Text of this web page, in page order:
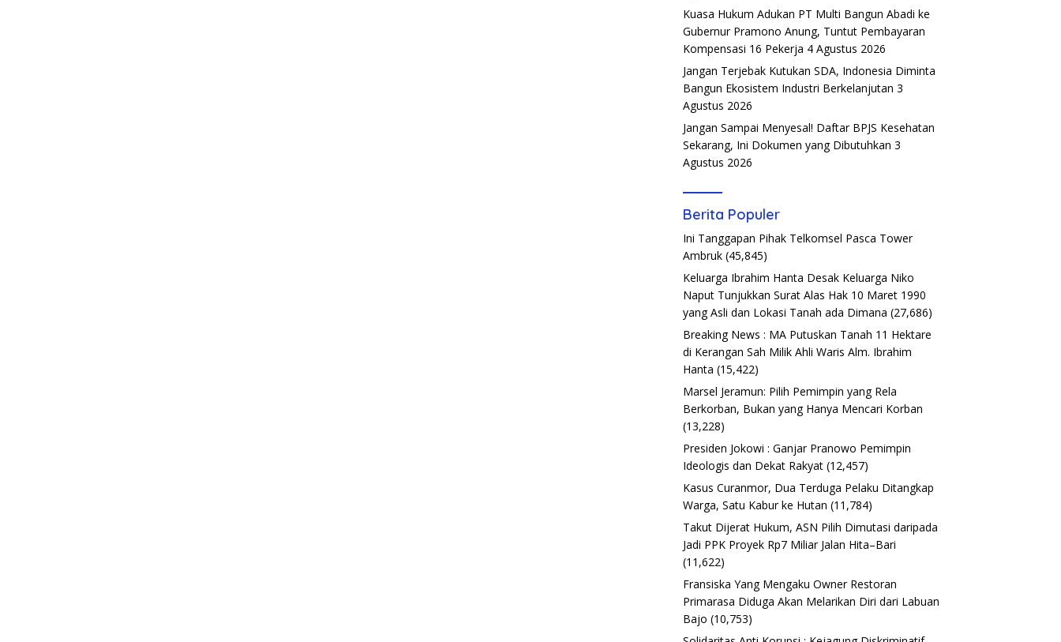
Kuasa Hukum Adukan PT Multi Bangun Abadi ke
Gubernur Pramono Anung, Tuntut Pembayaran
Kompensasi 16 Pekerja 4 Agustus 2026
Jangan Terjebak Kutukan SDA, Indonesia Diminta
Bangun Ekosistem Industri Berkelanjutan 3
Agustus 2026
Jangan Sampai Menyesal! Daftar BPJS Kesehatan
Sekarang, Ini Dokumen yang Dibutuhkan 3
Agustus 2026
Berita Populer
Ini Tanggapan Pihak Telkomsel Pasca Tower
Ambruk (45,845)
Keluarga Ibrahim Hanta Desak Keluarga Niko
Naput Tunjukkan Surat Alas Hak 10 Maret 1990
yang Asli dan Lokasi Tanah ada Dimana (27,686)
Breaking News : MA Putuskan Tanah 11 Hektare
di Kerangan Sah Milik Ahli Waris Alm. Ibrahim
Hanta (15,422)
Marsel Jeramun: Pilih Pemimpin yang Rela
Berkorban, Bukan yang Hanya Mencari Korban
(13,228)
Presiden Jokowi : Ganjar Pranowo Pemimpin
Ideologis dan Dekat Rakyat (12,457)
Kasus Curanmor, Dua Terduga Pelaku Ditangkap
Warga, Satu Kabur ke Hutan (11,784)
Takut Dijerat Hukum, ASN Pilih Dimutasi daripada
Jadi PPK Proyek Rp7 Miliar Jalan Hita–Bari
(11,622)
Fransiska Yang Mengaku Owner Restoran
Primarasa Diduga Akan Melarikan Diri dari Labuan
Bajo (10,753)